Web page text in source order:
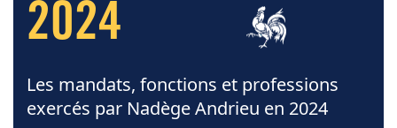
2024
Les mandats, fonctions et professions
exercés par Nadège Andrieu en 2024